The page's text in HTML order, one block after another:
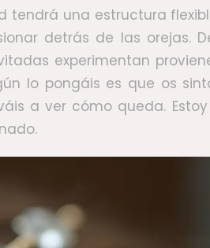
una estructura
detrás de las orejas.
experimentan
lo pongáis es que os
a ver cómo queda.